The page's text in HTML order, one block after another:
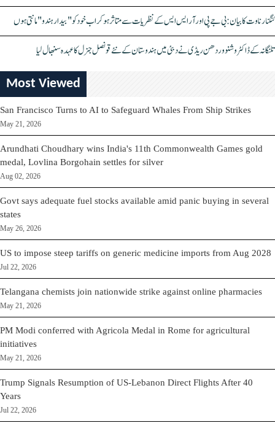
کنگنا رناوت کا بیان: بی جے پی اور آر ایس ایس کے نظریات سے متاثر ہو کر اب خود کو "بیدار ہندو" مانتی ہوں
تلنگانہ کے ڈاکٹر وشنو وردھن ریڈی نے دبئی میں ہندوستان کے نئے قونصل جنرل کا عہدہ سنبھال لیا
Most Viewed
San Francisco Turns to AI to Safeguard Whales From Ship Strikes
May 21, 2026
Arundhati Choudhary wins India's 11th Commonwealth Games gold
medal, Lovlina Borgohain settles for silver
Aug 02, 2026
Govt says adequate fuel stocks available amid panic buying in several
states
May 26, 2026
US to impose steep tariffs on generic medicine imports from Aug 2028
Jul 22, 2026
Telangana chemists join nationwide strike against online pharmacies
May 21, 2026
PM Modi conferred with Agricola Medal in Rome for agricultural
initiatives
May 21, 2026
Trump Signals Resumption of US-Lebanon Direct Flights After 40
Years
Jul 22, 2026